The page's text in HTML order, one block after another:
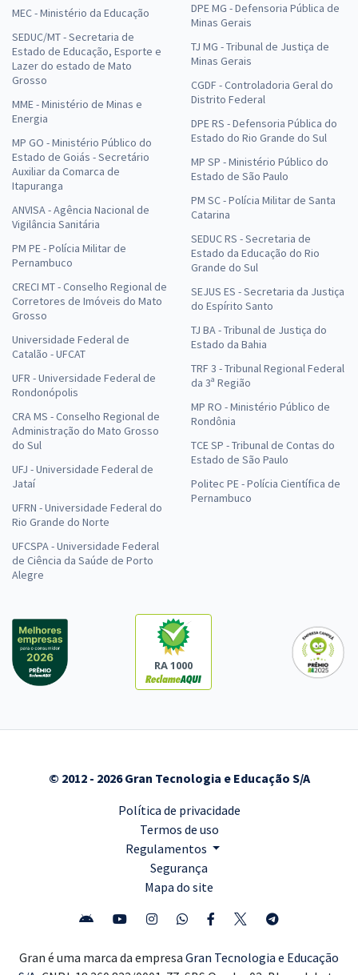
MEC - Ministério da Educação
SEDUC/MT - Secretaria de
Estado de Educação, Esporte e
Lazer do estado de Mato
Grosso
MME - Ministério de Minas e
Energia
MP GO - Ministério Público do
Estado de Goiás - Secretário
Auxiliar da Comarca de
Itapuranga
ANVISA - Agência Nacional de
Vigilância Sanitária
PM PE - Polícia Militar de
Pernambuco
CRECI MT - Conselho Regional de
Corretores de Imóveis do Mato
Grosso
Universidade Federal de
Catalão - UFCAT
UFR - Universidade Federal de
Rondonópolis
CRA MS - Conselho Regional de
Administração do Mato Grosso
do Sul
UFJ - Universidade Federal de
Jataí
UFRN - Universidade Federal do
Rio Grande do Norte
UFCSPA - Universidade Federal
de Ciência da Saúde de Porto
Alegre
DPE MG - Defensoria Pública de
Minas Gerais
TJ MG - Tribunal de Justiça de
Minas Gerais
CGDF - Controladoria Geral do
Distrito Federal
DPE RS - Defensoria Pública do
Estado do Rio Grande do Sul
MP SP - Ministério Público do
Estado de São Paulo
PM SC - Polícia Militar de Santa
Catarina
SEDUC RS - Secretaria de
Estado da Educação do Rio
Grande do Sul
SEJUS ES - Secretaria da Justiça
do Espírito Santo
TJ BA - Tribunal de Justiça do
Estado da Bahia
TRF 3 - Tribunal Regional Federal
da 3ª Região
MP RO - Ministério Público de
Rondônia
TCE SP - Tribunal de Contas do
Estado de São Paulo
Politec PE - Polícia Científica de
Pernambuco
RA 1000
© 2012 - 2026 Gran Tecnologia e Educação S/A
Política de privacidade
Termos de uso
Regulamentos
Segurança
Mapa do site
Gran é uma marca da empresa Gran Tecnologia e Educação